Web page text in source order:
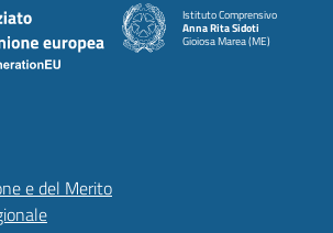
Istituto Comprensivo
Anna Rita Sidoti
Gioiosa Marea (ME)
e del Merito